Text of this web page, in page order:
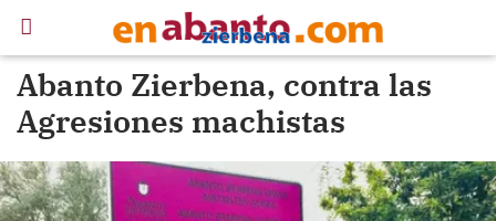
Abanto Zierbena, contra las
Agresiones machistas